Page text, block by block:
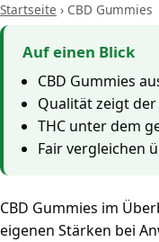
Startseite › CBD Gummies
Auf einen Blick
CBD Gummies
Qualität zeigt
THC unter dem
Fair vergleichen
CBD Gummies im
eigenen Stärken bei